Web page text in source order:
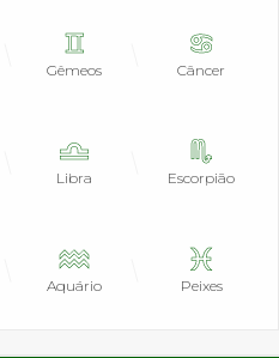
Gêmeos Câncer
Libra Escorpião
Aquário Peixes